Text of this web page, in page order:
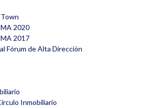
2020
2017
Fórum de Alta Dirección
Inmobiliario